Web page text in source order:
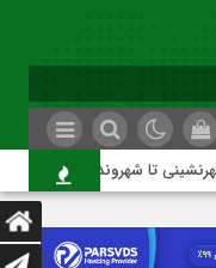
تا شهروندی